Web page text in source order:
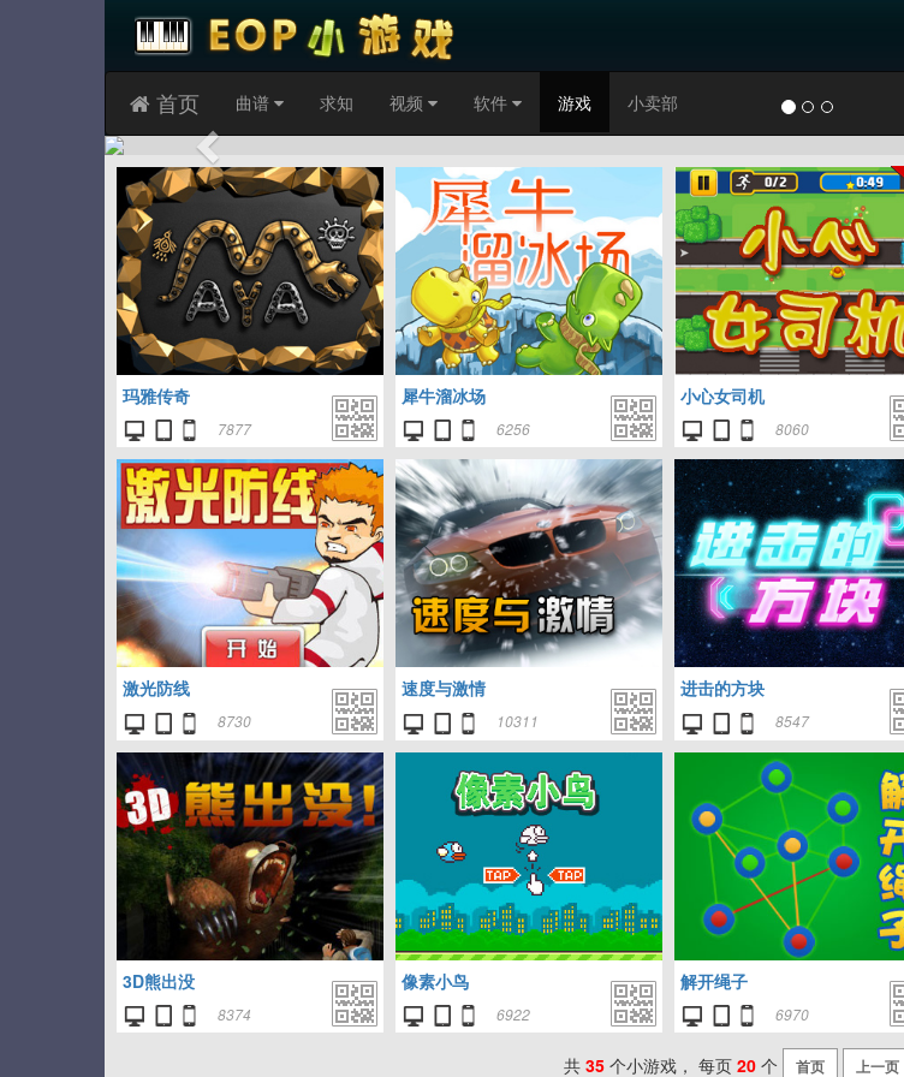
首页 曲谱 求知 视频 软件 游戏 小卖部
Previous
玛雅传奇
7877
犀牛溜冰场
6256
小心女司机
8060
激光防线
8730
速度与激情
10311
进击的方块
8547
3D熊出没
8374
像素小鸟
6922
解开绳子
6970
共 35 个小游戏， 每页 20 个 首页 上一页